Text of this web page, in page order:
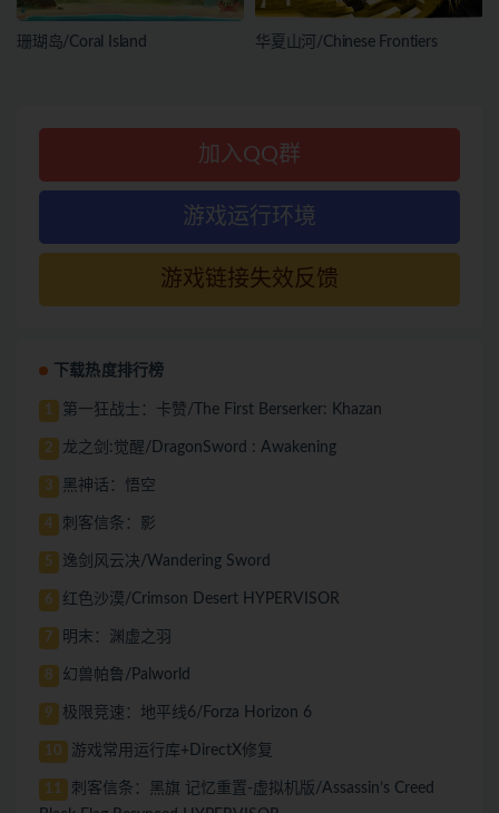
珊瑚岛/Coral Island 华夏山河/Chinese Frontiers
加入QQ群
游戏运行环境
游戏链接失效反馈
下载热度排行榜
1 第一狂战士：卡赞/The First Berserker: Khazan
2 龙之剑:觉醒/DragonSword : Awakening
3 黑神话：悟空
4 刺客信条：影
5 逸剑风云决/Wandering Sword
6 红色沙漠/Crimson Desert HYPERVISOR
7 明末：渊虚之羽
8 幻兽帕鲁/Palworld
9 极限竞速：地平线6/Forza Horizon 6
10 游戏常用运行库+DirectX修复
11
刺客信条：黑旗 记忆重置-虚拟机版/Assassin’s Creed